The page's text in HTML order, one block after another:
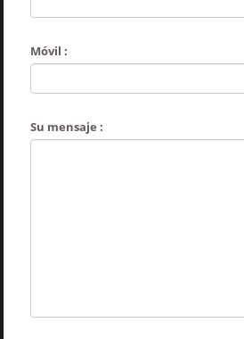
Móvil :
Su mensaje :